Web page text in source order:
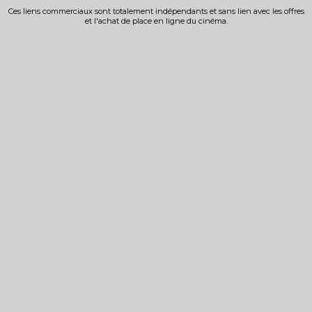
Ces liens commerciaux sont totalement indépendants et sans lien avec les offres
et l'achat de place en ligne du cinéma.